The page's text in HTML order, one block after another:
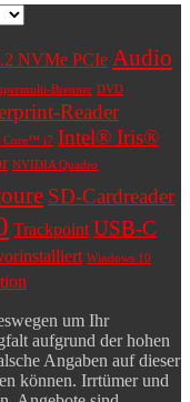
NVMe PCIe Audio
Brenner DVD
Reader
Core™ i7 Intel® Iris®
NVIDIA Quadro
SD-Cardreader
Trackpoint USB-C
Windows 10
um Ihr
aufgrund der hohen
Angaben auf dieser
können. Irrtümer und